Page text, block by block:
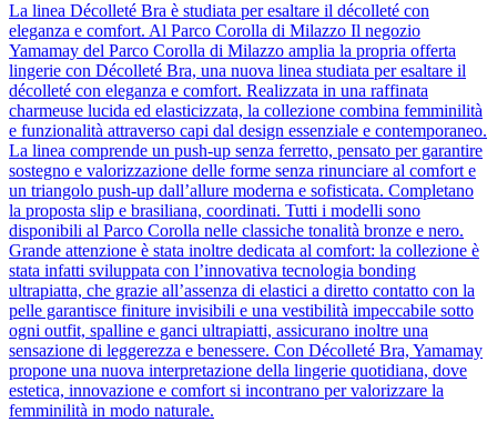
La linea Décolleté Bra è studiata per esaltare il décolleté con
eleganza e comfort. Al Parco Corolla di Milazzo Il negozio
Yamamay del Parco Corolla di Milazzo amplia la propria offerta
lingerie con Décolleté Bra, una nuova linea studiata per esaltare il
décolleté con eleganza e comfort. Realizzata in una raffinata
charmeuse lucida ed elasticizzata, la collezione combina femminilità
e funzionalità attraverso capi dal design essenziale e contemporaneo.
La linea comprende un push-up senza ferretto, pensato per garantire
sostegno e valorizzazione delle forme senza rinunciare al comfort e
un triangolo push-up dall’allure moderna e sofisticata. Completano
la proposta slip e brasiliana, coordinati. Tutti i modelli sono
disponibili al Parco Corolla nelle classiche tonalità bronze e nero.
Grande attenzione è stata inoltre dedicata al comfort: la collezione è
stata infatti sviluppata con l’innovativa tecnologia bonding
ultrapiatta, che grazie all’assenza di elastici a diretto contatto con la
pelle garantisce finiture invisibili e una vestibilità impeccabile sotto
ogni outfit, spalline e ganci ultrapiatti, assicurano inoltre una
sensazione di leggerezza e benessere. Con Décolleté Bra, Yamamay
propone una nuova interpretazione della lingerie quotidiana, dove
estetica, innovazione e comfort si incontrano per valorizzare la
femminilità in modo naturale.